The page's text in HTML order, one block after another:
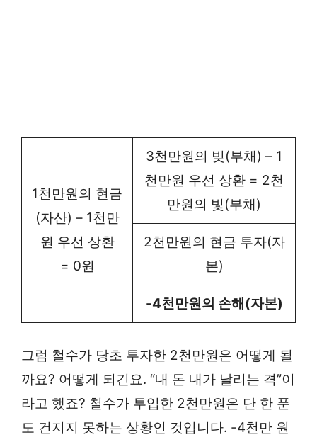
1천만원의 현금
(자산) – 1천만
원 우선 상환
= 0원
3천만원의 빚(부채) – 1
천만원 우선 상환 = 2천
만원의 빛(부채)
2천만원의 현금 투자(자
본)
-4천만원의 손해(자본)
그럼 철수가 당초 투자한 2천만원은 어떻게 될
까요? 어떻게 되긴요. “내 돈 내가 날리는 격”이
라고 했죠? 철수가 투입한 2천만원은 단 한 푼
도 건지지 못하는 상황인 것입니다. -4천만 원